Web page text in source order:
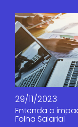
29/11/2023
Entenda o
Folha Salarial